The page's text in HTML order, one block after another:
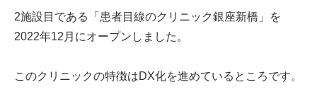
2施設目である「患者目線のクリニック銀座新橋」を
2022年12月にオープンしました。
このクリニックの特徴はDX化を進めているところです。